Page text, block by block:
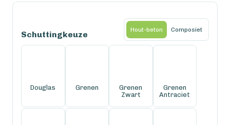
Schuttingkeuze Hout-beton Composiet
Douglas Grenen
Grenen
Zwart
Grenen
Antraciet